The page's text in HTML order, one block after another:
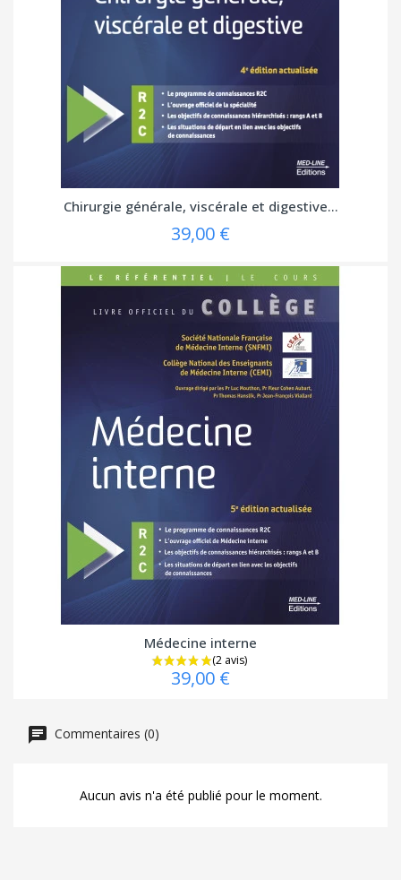
Chirurgie générale, viscérale et digestive...
39,00 €
Médecine interne
39,00 €
Commentaires (0)
Aucun avis n'a été publié pour le moment.